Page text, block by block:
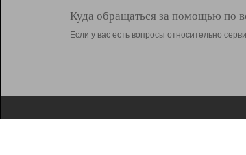
Куда обращаться за помощью по
Если у вас есть вопросы относительно